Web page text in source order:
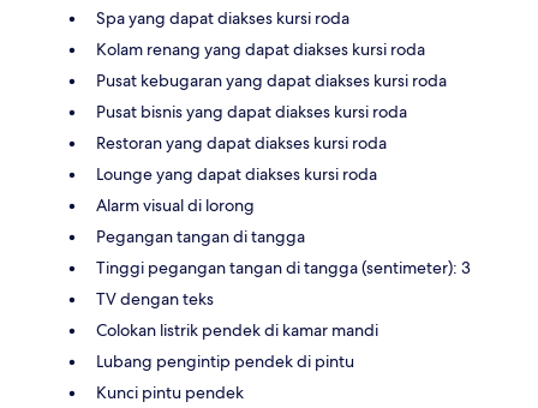
Spa yang dapat diakses kursi roda
Kolam renang yang dapat diakses kursi roda
Pusat kebugaran yang dapat diakses kursi roda
Pusat bisnis yang dapat diakses kursi roda
Restoran yang dapat diakses kursi roda
Lounge yang dapat diakses kursi roda
Alarm visual di lorong
Pegangan tangan di tangga
Tinggi pegangan tangan di tangga (sentimeter): 3
TV dengan teks
Colokan listrik pendek di kamar mandi
Lubang pengintip pendek di pintu
Kunci pintu pendek